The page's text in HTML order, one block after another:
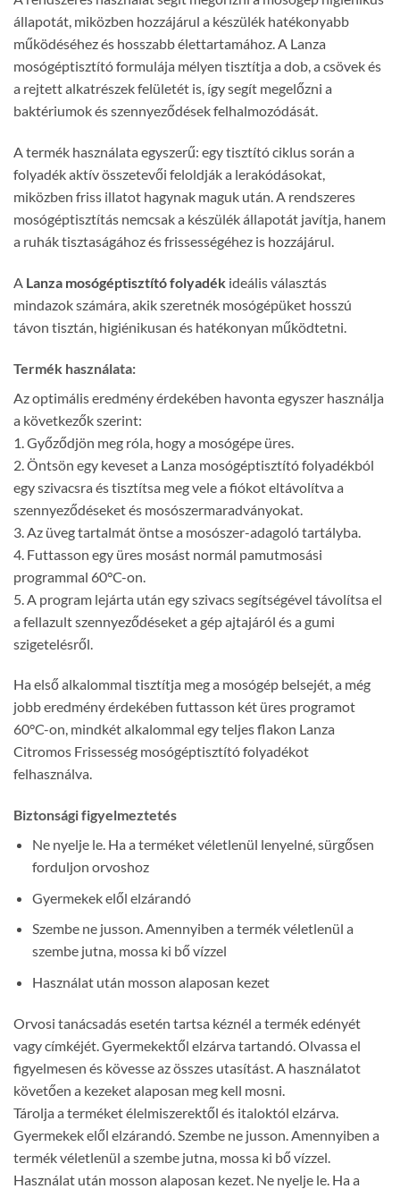
állapotát, miközben hozzájárul a készülék hatékonyabb
működéséhezés hosszabbélettartamához.A Lanza
mosógéptisztítóformulája mélyen tisztítja a dob,a csövekés
a rejtettalkatrészekfelületét is, ígysegít megelőzni a
baktériumokésszennyeződésekfelhalmozódását.
Atermék használata egyszerű: egytisztítóciklussorán a
folyadékaktívösszetevői feloldjáka lerakódásokat,
miközben friss illatot hagynak maguk után.A rendszeres
mosógéptisztítás nemcsaka készülékállapotát javítja, hanem
a ruháktisztaságáhozésfrissességéhez is hozzájárul.
A Lanza mosógéptisztítófolyadék ideálisválasztás
mindazokszámára,akikszeretnék mosógépüket hosszú
távon tisztán, higiénikusan és hatékonyan működtetni.
Termék használata:
Az optimális eredmény érdekében havonta egyszer használja
a következők szerint:
1. Győződjön meg róla, hogy a mosógépe üres.
2. Öntsön egy keveset a Lanza mosógéptisztító folyadékból
egy szivacsra és tisztítsa meg vele a fiókot eltávolítva a
szennyeződéseket és mosószermaradványokat.
3. Az üveg tartalmát öntse a mosószer-adagoló tartályba.
4. Futtasson egy üres mosást normál pamutmosási
programmal 60°C-on.
5. A program lejárta után egy szivacs segítségével távolítsa el
a fellazult szennyeződéseket a gép ajtajáról és a gumi
szigetelésről.
Ha első alkalommal tisztítja meg a mosógép belsejét, a még
jobb eredmény érdekében futtasson két üres programot
60°C-on, mindkét alkalommal egy teljes flakon Lanza
Citromos Frissesség mosógéptisztító folyadékot
felhasználva.
Biztonsági figyelmeztetés
Ne nyelje le. Ha a terméket véletlenül lenyelné, sürgősen
forduljon orvoshoz
Gyermekek elől elzárandó
Szembe ne jusson. Amennyiben a termék véletlenül a
szembe jutna, mossa ki bő vízzel
Használat után mosson alaposan kezet
Orvosi tanácsadás esetén tartsa kéznél a termék edényét
vagy címkéjét. Gyermekektől elzárva tartandó. Olvassa el
figyelmesen és kövesse az összes utasítást. A használatot
követően a kezeket alaposan meg kell mosni.
Tárolja a terméket élelmiszerektől és italoktól elzárva.
Gyermekek elől elzárandó. Szembe ne jusson. Amennyiben a
termék véletlenül a szembe jutna, mossa ki bő vízzel.
Használat után mosson alaposan kezet. Ne nyelje le. Ha a